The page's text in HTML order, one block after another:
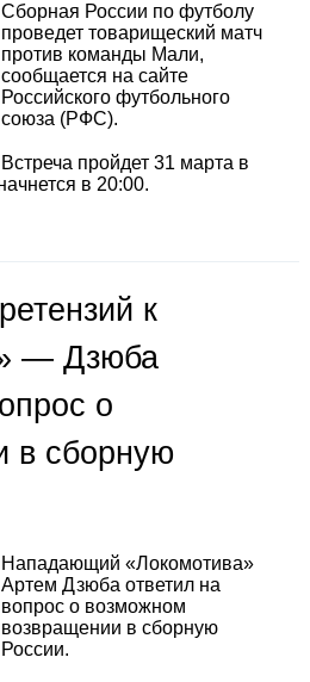
Сборная России по футболу
проведет товарищеский матч
против команды Мали,
сообщается на сайте
Российского футбольного
союза (РФС).
Встреча пройдет 31 марта в
в 20:00.
к
— Дзюба
о
в сборную
Нападающий «Локомотива»
Артем Дзюба ответил на
вопрос о возможном
возвращении в сборную
России.